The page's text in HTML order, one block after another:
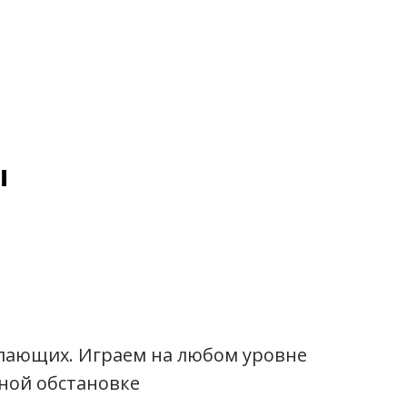
Играем на любом уровне
обстановке